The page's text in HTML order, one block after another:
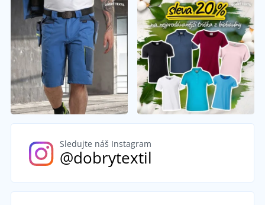
Sledujte náš Instagram
@dobrytextil